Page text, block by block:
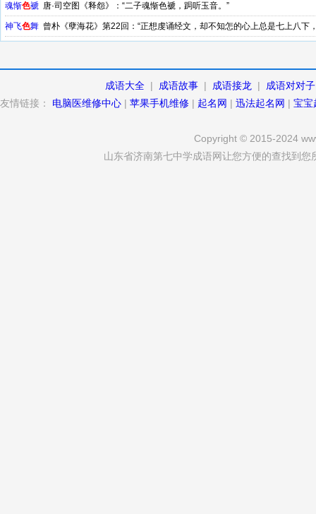
魂惭色褫 唐·司空图《释怨》：“二子魂惭色褫，跼听玉音。”
神飞色舞 曾朴《孽海花》第22回：“正想虔诵经文，却不知怎的心上总是七上八
成语大全 | 成语故事 | 成语接龙 |
成语对对子
友情链接：
电脑医维修中心 | 苹果手机维修 | 起名网 | 迅法起名网 | 宝宝
Copyright © 2015-2024
山东省济南第七中学成语网让您方便的查找到您